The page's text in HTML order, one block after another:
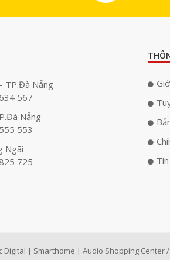
TP.Đà Nẵng
567
Nẵng
553
Ngãi
725
Digital | Smarthome | Audio Shopping Center /